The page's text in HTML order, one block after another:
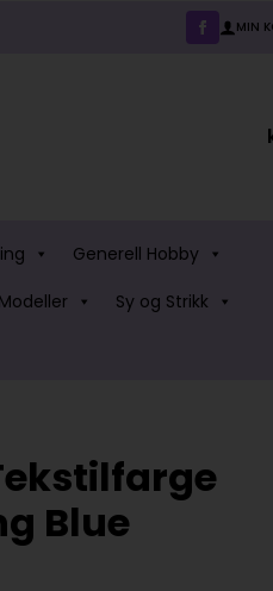
MIN
Generell Hobby
Sy og Strikk
Blue